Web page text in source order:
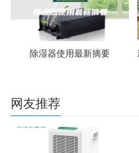
除湿器使用最新摘要
网友推荐